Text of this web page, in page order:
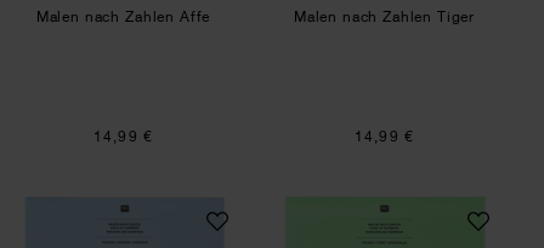
Malen nach Zahlen Affe
14,99 €
Malen nach Zahlen Tiger
14,99 €
Malen nach Zahlen Pinguin Malen nach